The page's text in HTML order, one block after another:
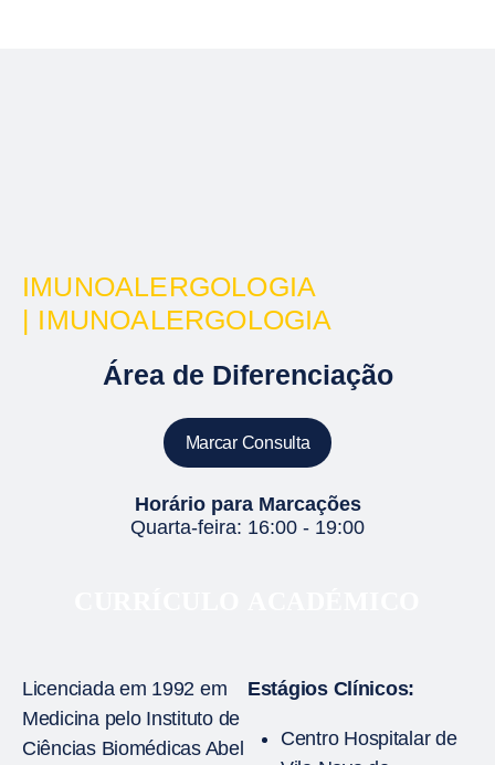
IMUNOALERGOLOGIA
| IMUNOALERGOLOGIA
Área de Diferenciação
Marcar Consulta
Horário para Marcações
Quarta-feira: 16:00 - 19:00
Licenciada em 1992 em
Medicina pelo Instituto de
Ciências Biomédicas Abel
Estágios Clínicos:
Centro Hospitalar de